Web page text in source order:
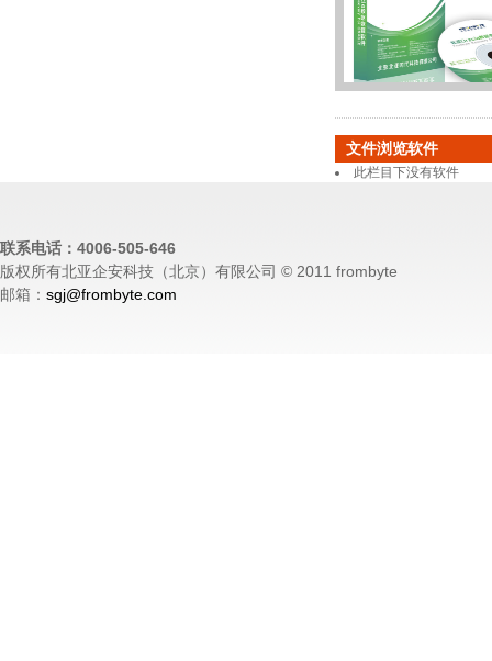
文件浏览软件
此栏目下没有软件
联系电话：4006-505-646
版权所有北亚企安科技（北京）有限公司 © 2011 frombyte
邮箱： sgj@frombyte.com